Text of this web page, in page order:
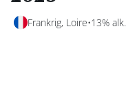
Frankrig, Loire 13% alk.